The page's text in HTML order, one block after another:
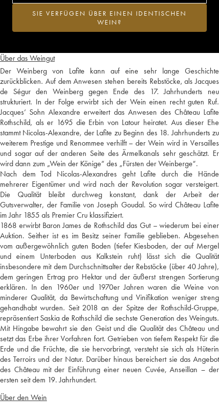
Über das Weingut
Der Weinberg von Lafite kann auf eine sehr lange Geschichte
zurückblicken. Auf dem Anwesen stehen bereits Rebstöcke, als Jacques
de Ségur den Weinberg gegen Ende des 17. Jahrhunderts neu
strukturiert. In der Folge erwirbt sich der Wein einen recht guten Ruf.
Jacques‘ Sohn Alexandre erweitert das Anwesen des Château Lafite
Rothschild, als er 1695 die Erbin von Latour heiratet. Aus dieser Ehe
stammt Nicolas-Alexandre, der Lafite zu Beginn des 18. Jahrhunderts zu
weiterem Prestige und Renommee verhilft – der Wein wird in Versailles
und sogar auf der anderen Seite des Ärmelkanals sehr geschätzt. Er
wird dann zum „Wein der Könige“ des „Fürsten der Weinberge“.
Nach dem Tod Nicolas-Alexandres geht Lafite durch die Hände
mehrerer Eigentümer und wird nach der Revolution sogar versteigert.
Die Qualität bleibt durchweg konstant, dank der Arbeit der
Gutsverwalter, der Familie von Joseph Goudal. So wird Château Lafite
im Jahr 1855 als Premier Cru klassifiziert.
1868 erwirbt Baron James de Rothschild das Gut – wiederum bei einer
Auktion. Seither ist es im Besitz seiner Familie geblieben. Abgesehen
vom außergewöhnlich guten Boden (tiefer Kiesboden, der auf Mergel
und einem Unterboden aus Kalkstein ruht) lässt sich die Qualität
insbesondere mit dem Durchschnittsalter der Rebstöcke (über 40 Jahre),
dem geringen Ertrag pro Hektar und der äußerst strengen Sortierung
erklären. In den 1960er und 1970er Jahren waren die Weine von
minderer Qualität, da Bewirtschaftung und Vinifikation weniger streng
gehandhabt wurden. Seit 2018 an der Spitze der Rothschild-Gruppe,
repräsentiert Saskia de Rothschild die sechste Generation des Weinguts.
Mit Hingabe bewahrt sie den Geist und die Qualität des Château und
setzt das Erbe ihrer Vorfahren fort. Getrieben von tiefem Respekt für die
Erde und die Früchte, die sie hervorbringt, versteht sie sich als Hüterin
des Terroirs und der Natur. Darüber hinaus bereichert sie das Angebot
des Château mit der Einführung einer neuen Cuvée, Anseillan – der
ersten seit dem 19. Jahrhundert.
Über den Wein
SIE VERFÜGEN ÜBER EINEN IDENTISCHEN
WEIN?